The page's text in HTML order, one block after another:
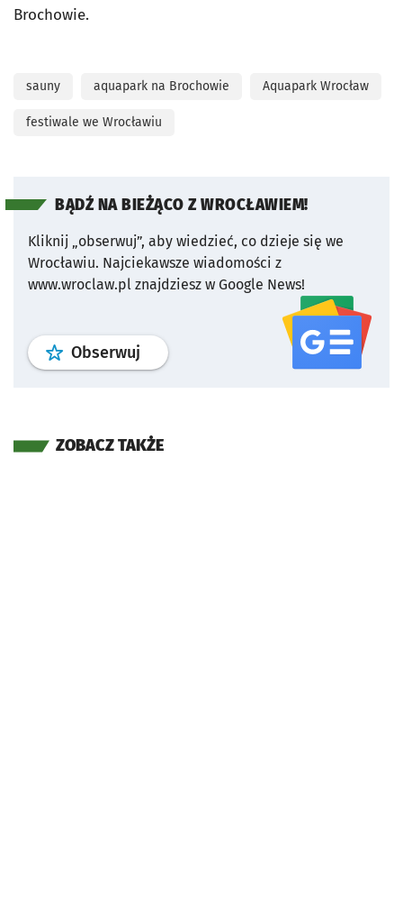
Brochowie.
sauny aquapark na Brochowie Aquapark Wrocław
festiwale we Wrocławiu
BĄDŹ NA BIEŻĄCO Z WROCŁAWIEM!
Kliknij „obserwuj”, aby wiedzieć, co dzieje się we
Wrocławiu. Najciekawsze wiadomości z
www.wroclaw.pl znajdziesz w Google News!
Obserwuj profil serwisu
ZOBACZ TAKŻE